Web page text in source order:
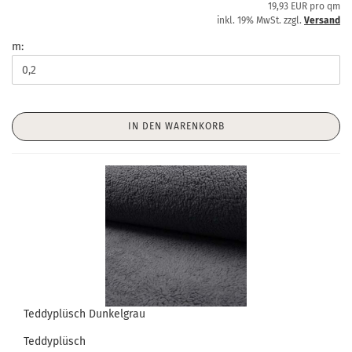
19,93 EUR pro qm
inkl. 19% MwSt. zzgl. Versand
m:
IN DEN WARENKORB
Teddyplüsch Dunkelgrau
Teddyplüsch